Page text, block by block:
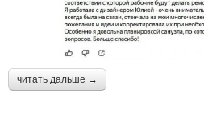
читать дальше →